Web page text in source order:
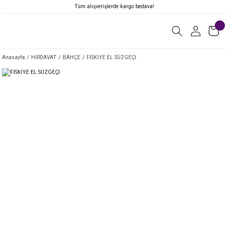
Tüm alışverişlerde kargo bedava!
Anasayfa HIRDAVAT BAHÇE FİSKİYE EL SÜZGEÇİ